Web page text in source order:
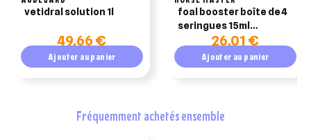
vetidral solution 1l
49,66 €
Ajouter au panier
foal booster boîte de 4
seringues 15ml
complément
alimentaire poulain
26,01 €
Ajouter au panier
fréquemment achetés ensemble